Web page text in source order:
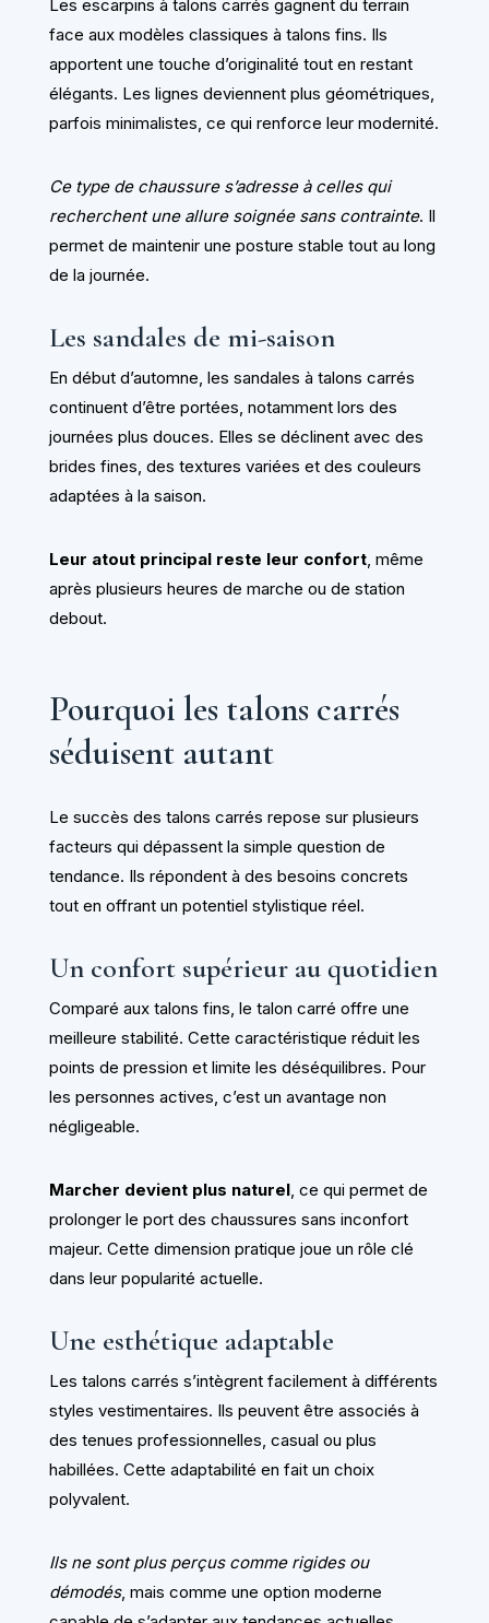
Les escarpins à talons carrés gagnent du terrain
face aux modèles classiques à talons fins. Ils
apportent une touche d’originalité tout en restant
élégants. Les lignes deviennent plus géométriques,
parfois minimalistes, ce qui renforce leur modernité.
Ce type de chaussure s’adresse à celles qui
recherchent une allure soignée sans contrainte. Il
permet de maintenir une posture stable tout au long
de la journée.
Les sandales de mi-saison
En début d’automne, les sandales à talons carrés
continuent d’être portées, notamment lors des
journées plus douces. Elles se déclinent avec des
brides fines, des textures variées et des couleurs
adaptées à la saison.
Leur atout principal reste leur confort, même
après plusieurs heures de marche ou de station
debout.
Pourquoi les talons carrés
séduisent autant
Le succès des talons carrés repose sur plusieurs
facteurs qui dépassent la simple question de
tendance. Ils répondent à des besoins concrets
tout en offrant un potentiel stylistique réel.
Un confort supérieur au quotidien
Comparé aux talons fins, le talon carré offre une
meilleure stabilité. Cette caractéristique réduit les
points de pression et limite les déséquilibres. Pour
les personnes actives, c’est un avantage non
négligeable.
Marcher devient plus naturel, ce qui permet de
prolonger le port des chaussures sans inconfort
majeur. Cette dimension pratique joue un rôle clé
dans leur popularité actuelle.
Une esthétique adaptable
Les talons carrés s’intègrent facilement à différents
styles vestimentaires. Ils peuvent être associés à
des tenues professionnelles, casual ou plus
habillées. Cette adaptabilité en fait un choix
polyvalent.
Ils ne sont plus perçus comme rigides ou
démodés, mais comme une option moderne